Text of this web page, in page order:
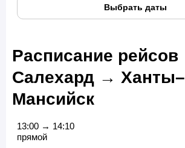
Выбрать даты
Расписание рейсов
Салехард → Ханты–
Мансийск
13:00 → 14:10
прямой